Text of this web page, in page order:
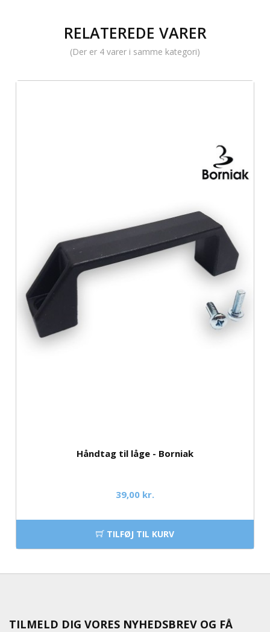
RELATEREDE VARER
(Der er 4 varer i samme kategori)
Håndtag til låge - Borniak
39,00 kr.
TILFØJ TIL KURV
TILMELD DIG VORES NYHEDSBREV OG FÅ